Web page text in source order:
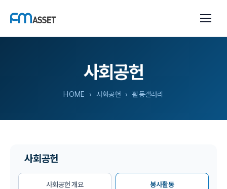
사회공헌
HOME › 사회공헌 › 활동갤러리
사회공헌
사회공헌 개요 봉사활동